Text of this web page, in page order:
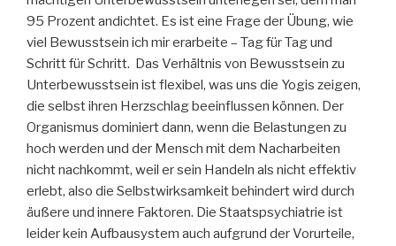
95 Prozent andichtet. Es ist eine Frage der Übung, wie
viel Bewusstsein ich mir erarbeite – Tag für Tag und
Schritt für Schritt. Das Verhältnis von Bewusstsein zu
Unterbewusstsein ist flexibel, was uns die Yogis zeigen,
die selbst ihren Herzschlag beeinflussen können. Der
Organismus dominiert dann, wenn die Belastungen zu
hoch werden und der Mensch mit dem Nacharbeiten
nicht nachkommt, weil er sein Handeln als nicht effektiv
erlebt, also die Selbstwirksamkeit behindert wird durch
äußere und innere Faktoren. Die Staatspsychiatrie ist
leider kein Aufbausystem auch aufgrund der Vorurteile,